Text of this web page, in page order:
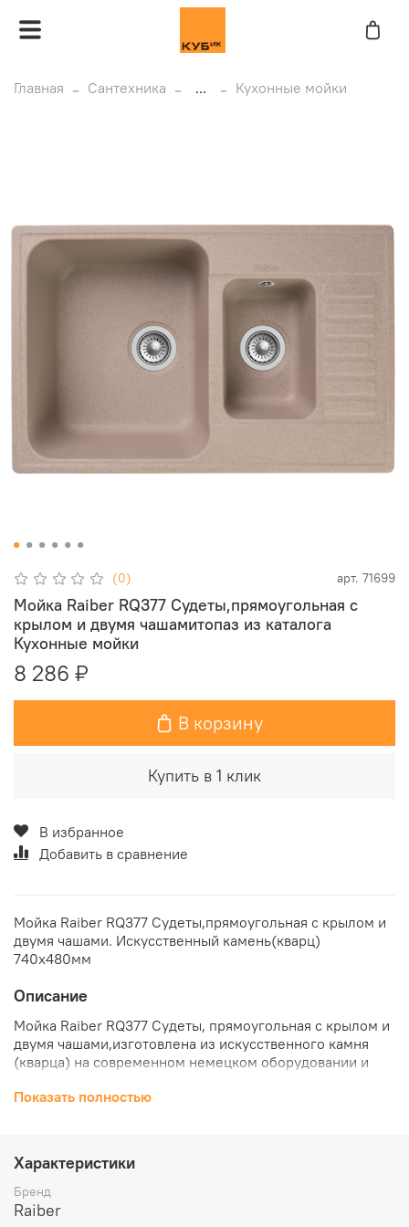
Главная Сантехника ... Кухонные мойки
(0) арт. 71699
Мойка Raiber RQ377 Судеты,прямоугольная с
крылом и двумя чашамитопаз из каталога
Кухонные мойки
8 286 ₽
В корзину
Купить в 1 клик
В избранное
Добавить в сравнение
Мойка Raiber RQ377 Судеты,прямоугольная с крылом и
двумя чашами. Искусственный камень(кварц)
740х480мм
Описание
Мойка Raiber RQ377 Судеты, прямоугольная с крылом и
двумя чашами,изготовлена из искусственного камня
(кварца) на современном немецком оборудовании и
требованиям. Ударопрочная поверхность мойки
дизайн на вашей кухне.
Цвета: белый, бежевый, бетон, топаз, шоколад,
антрацит.Материал: кварц
Показать полностью
Характеристики
Бренд
Raiber